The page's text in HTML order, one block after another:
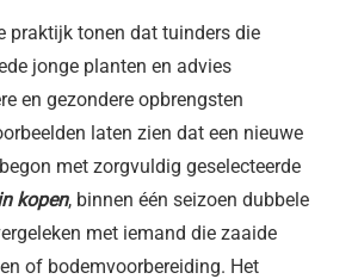
praktijk tonen dat tuinders die
jonge planten en advies
en gezondere opbrengsten
laten zien dat een nieuwe
met zorgvuldig geselecteerde
kopen, binnen één seizoen dubbele
met iemand die zaaide
of bodemvoorbereiding. Het